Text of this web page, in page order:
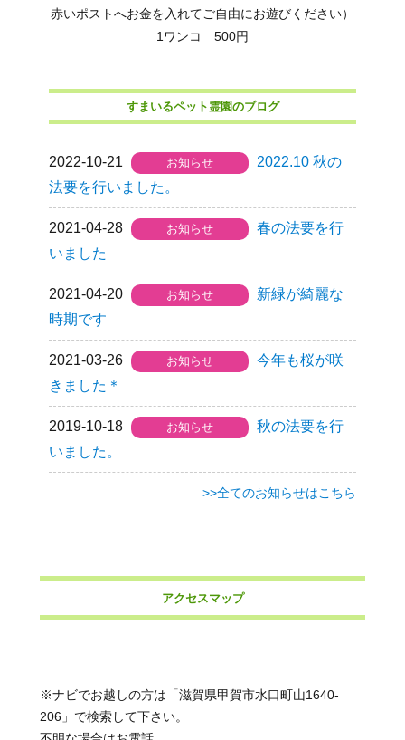
赤いポストへお金を入れてご自由にお遊びください）
1ワンコ 500円​
すまいるペット霊園のブログ
2022-10-21 お知らせ
2022.10 秋の
法要を行いました。
2021-04-28 お知らせ
春の法要を行
いました
2021-04-20 お知らせ
新緑が綺麗な
時期です
2021-03-26 お知らせ
今年も桜が咲
きました＊
2019-10-18 お知らせ
秋の法要を行
いました。
>>全てのお知らせはこちら
アクセスマップ
※ナビでお越しの方は「滋賀県甲賀市水口町山1640-
206」で検索して下さい。